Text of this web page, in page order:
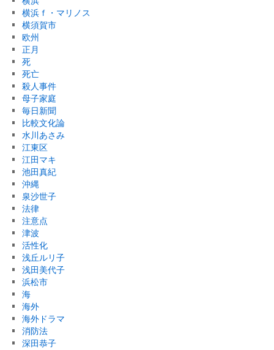
横浜ｆ・マリノス
横須賀市
欧州
正月
死
死亡
殺人事件
母子家庭
毎日新聞
比較文化論
水川あさみ
江東区
江田マキ
池田真紀
沖縄
泉沙世子
法律
注意点
津波
活性化
浅丘ルリ子
浅田美代子
浜松市
海
海外
海外ドラマ
消防法
深田恭子